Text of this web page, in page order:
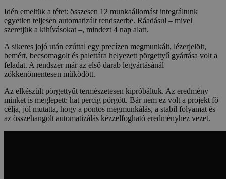
Idén emeltük a tétet: összesen 12 munkaállomást integráltunk
egyetlen teljesen automatizált rendszerbe. Ráadásul – mivel
szeretjük a kihívásokat –, mindezt 4 nap alatt.
A sikeres jojó után ezúttal egy precízen megmunkált, lézerjelölt,
bemért, becsomagolt és palettára helyezett pörgettyű gyártása volt a
feladat. A rendszer már az első darab legyártásánál
zökkenőmentesen működött.
Az elkészült pörgettyűt természetesen kipróbáltuk. Az eredmény
minket is meglepett: hat percig pörgött. Bár nem ez volt a projekt fő
célja, jól mutatta, hogy a pontos megmunkálás, a stabil folyamat és
az összehangolt automatizálás kézzelfogható eredményhez vezet.